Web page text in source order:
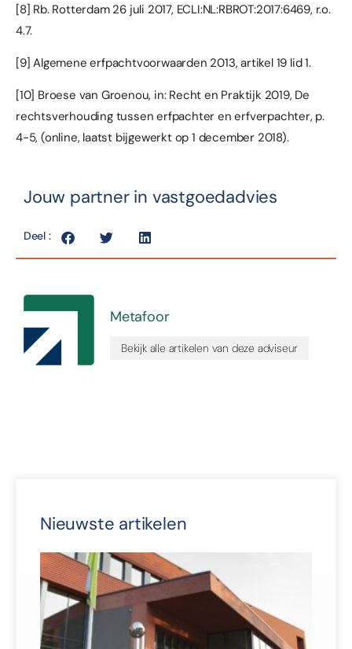
[8] Rb. Rotterdam 26 juli 2017, ECLI:NL:RBROT:2017:6469, r.o.
4.7.
[9] Algemene erfpachtvoorwaarden 2013, artikel 19 lid 1.
[10] Broese van Groenou, in: Recht en Praktijk 2019, De
rechtsverhouding tussen erfpachter en erfverpachter, p.
4-5, (online, laatst bijgewerkt op 1 december 2018).
Jouw partner in vastgoedadvies
Deel :
Metafoor
Bekijk alle artikelen van deze adviseur
Nieuwste artikelen